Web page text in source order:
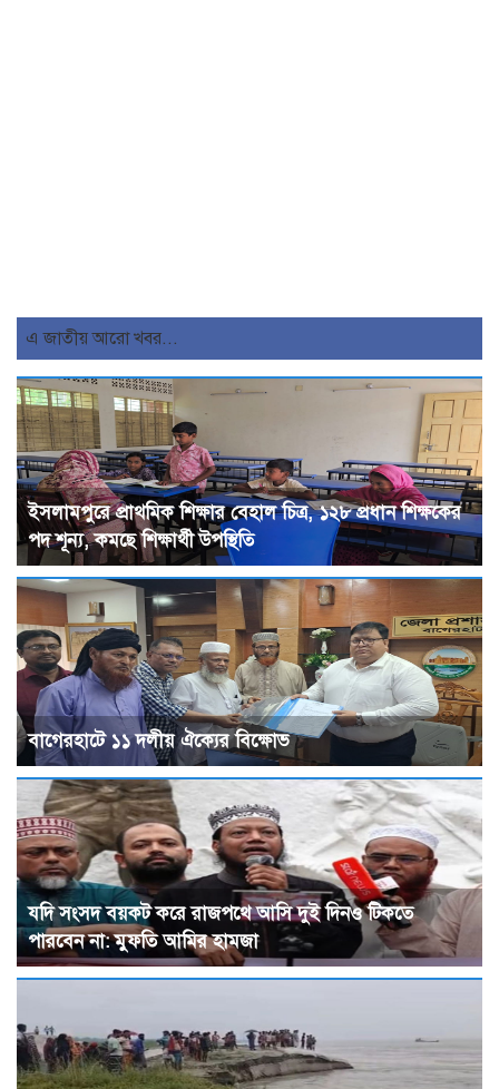
এ জাতীয় আরো খবর...
ইসলামপুরে প্রাথমিক শিক্ষার বেহাল চিত্র, ১২৮ প্রধান শিক্ষকের
পদ শূন্য, কমছে শিক্ষার্থী উপস্থিতি
বাগেরহাটে ১১ দলীয় ঐক্যের বিক্ষোভ
যদি সংসদ বয়কট করে রাজপথে আসি দুই দিনও টিকতে
পারবেন না: মুফতি আমির হামজা